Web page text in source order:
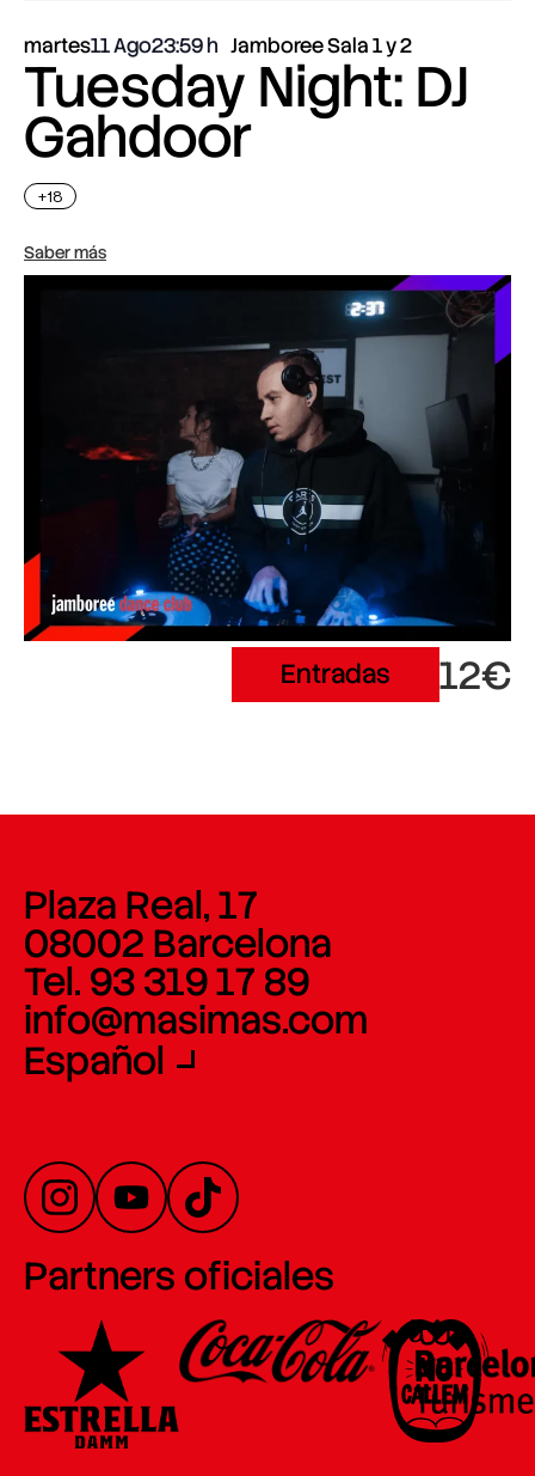
martes11 Ago23:59 Jamboree Sala 1 y 2
Tuesday Night: DJ
Gahdoor
+18
Saber más
Entradas 12€
Plaza Real, 17
08002 Barcelona
Tel. 93 319 17 89
info@masimas.com
Español
Partners oficiales